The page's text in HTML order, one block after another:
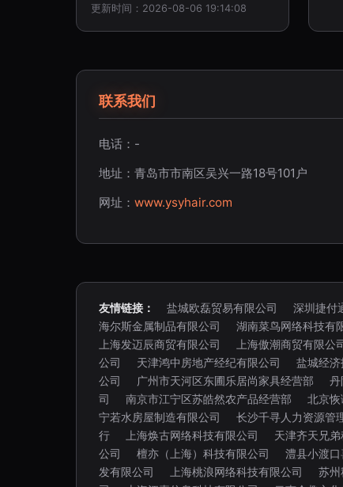
更新时间：2026-08-06 19:14:08
联系我们
电话：-
地址：青岛市市南区吴兴一路18号101户
网址： www.ysyhair.com
友情链接： 盐城欧磊贸易有限公司 深圳捷付
海尔斯金属制品有限公司
湖南菜鸟网络科技有
上海发迈辰商贸有限公司
上海傲潮商贸有限公
公司
天津鸿中房地产经纪有限公司 盐城经
公司
广州市天河区东圃乐居尚家具经营部 丹
司
南京市江宁区苏皓然农产品经营部 北京恢
宁若水房屋制造有限公司
长沙千寻人力资源管
行
上海焕古网络科技有限公司 天津齐天兄
公司
檀亦（上海）科技有限公司 澧县小渡
发有限公司
上海桃浪网络科技有限公司 苏州